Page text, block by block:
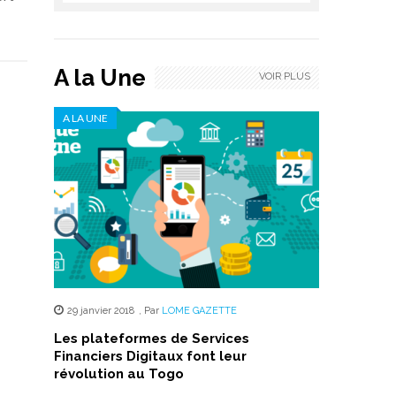
A la Une
A LA UNE
29 janvier 2018 , Par LOME GAZETTE
Les plateformes de Services
Financiers Digitaux font leur
révolution au Togo
VOIR PLUS